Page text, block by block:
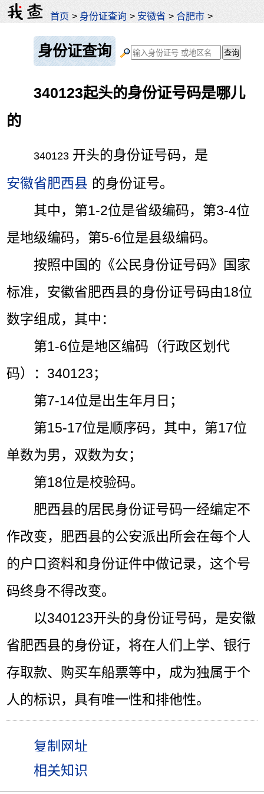
首页 > 身份证查询 > 安徽省 >合肥市 >
身份证查询
340123起头的身份证号码是哪儿
的
340123 开头的身份证号码，是
安徽省肥西县 的身份证号。
其中，第1-2位是省级编码，第3-4位
是地级编码，第5-6位是县级编码。
按照中国的《公民身份证号码》国家
标准，安徽省肥西县的身份证号码由18位
数字组成，其中：
第1-6位是地区编码（行政区划代
码）：340123；
第7-14位是出生年月日；
第15-17位是顺序码，其中，第17位
单数为男，双数为女；
第18位是校验码。
肥西县的居民身份证号码一经编定不
作改变，肥西县的公安派出所会在每个人
的户口资料和身份证件中做记录，这个号
码终身不得改变。
以340123开头的身份证号码，是安徽
省肥西县的身份证，将在人们上学、银行
存取款、购买车船票等中，成为独属于个
人的标识，具有唯一性和排他性。
相关知识